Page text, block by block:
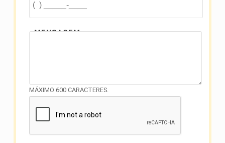
MENSAGEM
MÁXIMO 600 CARACTERES.